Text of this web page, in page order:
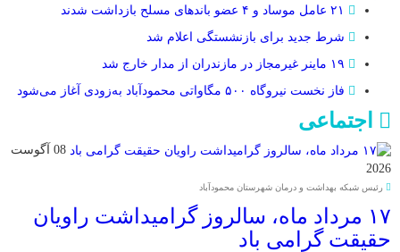
شرط جدید برای بازنشستگی اعلام شد
فاز نخست نیروگاه ۵۰۰ مگاواتی محمودآباد به‌زودی آغاز می‌شود
اجتماعی
08 آگوست
2026
رئیس شبکه بهداشت و درمان شهرستان محمودآباد
۱۷ مرداد ماه، سالروز گرامیداشت راویان
حقیقت گرامی باد